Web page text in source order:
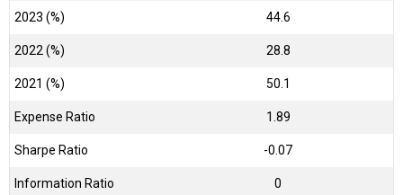
2023 (%) 44.6
2022 (%) 28.8
2021 (%) 50.1
Expense Ratio 1.89
Sharpe Ratio -0.07
Information Ratio 0